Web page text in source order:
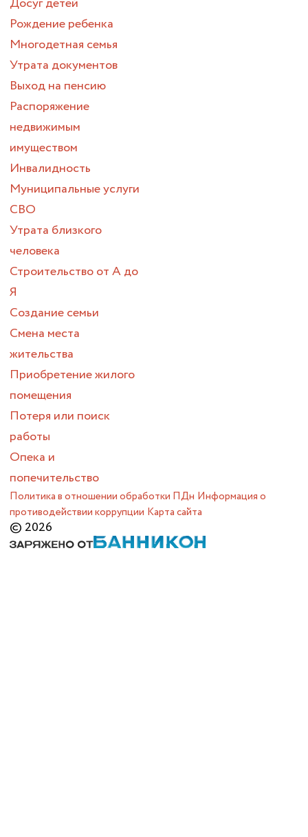
Рождение ребенка
Многодетная семья
Утрата документов
Выход на пенсию
Распоряжение
недвижимым
имуществом
Инвалидность
Муниципальные услуги
СВО
Утрата близкого
человека
Строительство от А до
Я
Создание семьи
Смена места
жительства
Приобретение жилого
помещения
Потеря или поиск
работы
Опека и
попечительство
Политика в отношении обработки ПДн Информация о
противодействии коррупции Карта сайта
© 2026